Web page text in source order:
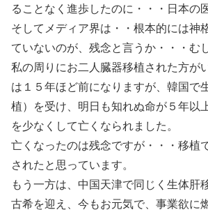
ることなく進歩したのに・・・日本の
そしてメディア界は・・根本的には神
ていないのが、残念と言うか・・・む
私の周りにお二人臓器移植された方が
は１５年ほど前になりますが、韓国で
植）を受け、明日も知れぬ命が５年以
を少なくして亡くなられました。
亡くなったのは残念ですが・・・移植
されたと思っています。
もう一方は、中国天津で同じく生体肝
古希を迎え、今もお元気で、事業欲に